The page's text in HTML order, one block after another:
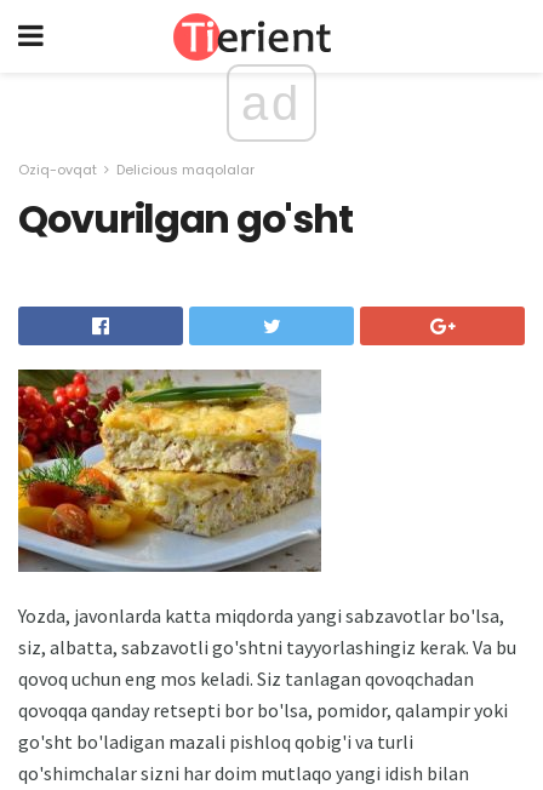
ad
Oziq-ovqat Delicious maqolalar
Qovurilgan go'sht
Yozda, javonlarda katta miqdorda yangi sabzavotlar bo'lsa,
siz, albatta, sabzavotli go'shtni tayyorlashingiz kerak. Va bu
qovoq uchun eng mos keladi. Siz tanlagan qovoqchadan
qovoqqa qanday retsepti bor bo'lsa, pomidor, qalampir yoki
go'sht bo'ladigan mazali pishloq qobig'i va turli
qo'shimchalar sizni har doim mutlaqo yangi idish bilan